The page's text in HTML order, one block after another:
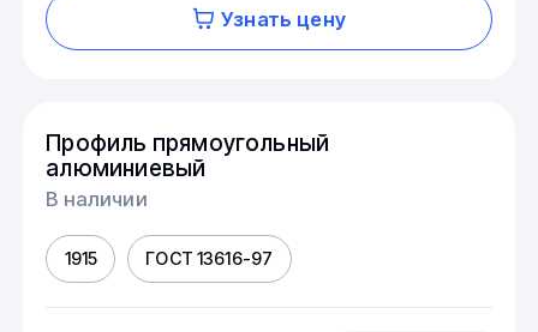
Узнать цену
Профиль прямоугольный
алюминиевый
В наличии
1915 ГОСТ 13616-97